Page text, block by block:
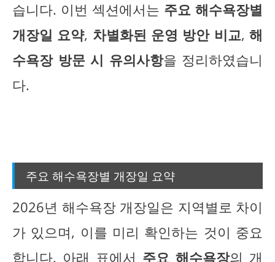
습니다. 이번 섹션에서는 주요 해수욕장별
개장일 요약, 차별화된 운영 방안 비교,해
수욕장 방문 시 유의사항을 정리하였습니
다.
주요 해수욕장별 개장일 요약
2026년 해수욕장 개장일은 지역별로 차이
가 있으며, 이를 미리 확인하는 것이 중요
합니다. 아래 표에서 주요 해수욕장의 개